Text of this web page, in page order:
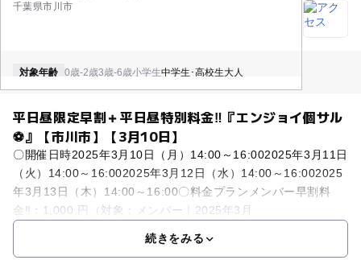
千葉県市川市
対象年齢 0歳-2歳3歳-6歳小学生中学生･高校生大人
平日昼限定早割＋平日昼特別料金‼『エンジョイ個サル
⚽』【市川市】【3月10日】
〇開催日時2025年3月10日（月）14:00～16:002025年3月11日
（火）14:00～16:002025年3月12日（水）14:00～16:002025
年3月13日（木）14:00～16:00〇料金プランメンバー早割料
金‼：1,000 円（対象：メンバー｜2025年3月
続きをみる